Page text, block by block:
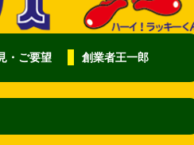
・ご要望 創業者王一郎